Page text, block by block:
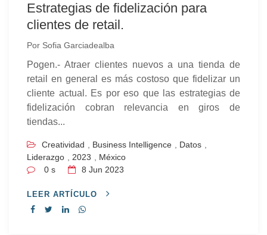
Estrategias de fidelización para
clientes de retail.
Por Sofia Garciadealba
Pogen.- Atraer clientes nuevos a una tienda de
retail en general es más costoso que fidelizar un
cliente actual. Es por eso que las estrategias de
fidelización cobran relevancia en giros de
tiendas...
Creatividad Business Intelligence Datos
Liderazgo
2023
México
0 s
8 Jun 2023
LEER ARTÍCULO